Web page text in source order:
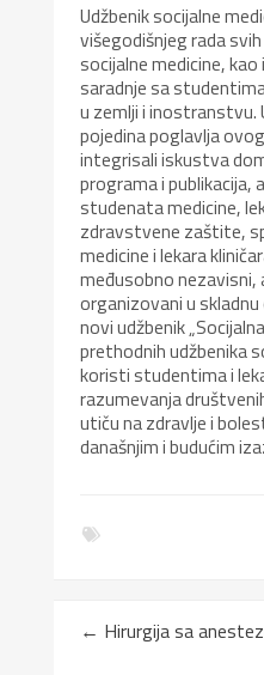
Udžbenik socijalne
višegodišnjeg rada
socijalne medicine,
saradnje sa
u zemlji i
pojedina poglavlja
integrisali iskustva
programa i publikacija,
studenata medicine,
zdravstvene zaštite,
medicine i lekara
međusobno nezavisni,
organizovani u skladnu
novi udžbenik
prethodnih udžbenika
koristi studentima i
razumevanja
utiču na zdravlje i
današnjim i budućim
← Hirurgija sa